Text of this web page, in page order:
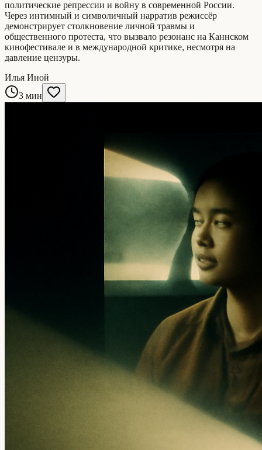
политические репрессии и войну в современной России.
Через интимный и символичный нарратив режиссёр
демонстрирует столкновение личной травмы и
общественного протеста, что вызвало резонанс на Каннском
кинофестивале и в международной критике, несмотря на
давление цензуры.
Илья Иной
3 мин